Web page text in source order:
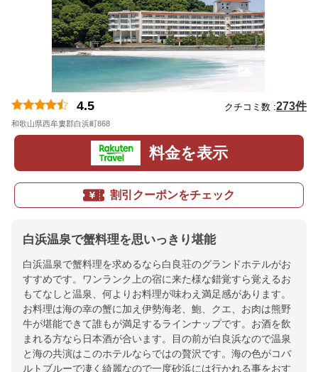
4.5 クチコミ数 :273件
和歌山県西牟婁郡白浜町868
料金を表示
割引クーポンをチェック
白浜温泉で蟹料理を思いっきり堪能
白浜温泉で蟹料理を求めるなら白良荘のグランドホテルがお
すすめです。ワンランク上の宿に来た様な錯覚すら覚えるお
もてなしと温泉、何よりお料理が味わえ満足感があります。
お料理は海の幸の蟹に加え伊勢海老、鮑、クエ、お肉は熊野
牛が堪能できて誰もが満足するラインナップです。お酒を飲
まれる方なら日本酒が合います。目の前が白良浜なので温泉
と海の共演はこのホテルならではの贅沢です。海の色がコバ
ルトブルーで凄く綺麗なので一度砂浜には行かれる事をおす